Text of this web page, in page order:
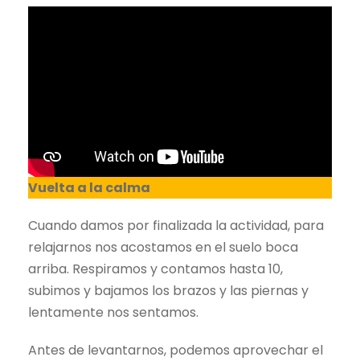
Vuelta a la calma
Cuando damos por finalizada la actividad, para
relajarnos nos acostamos en el suelo boca
arriba. Respiramos y contamos hasta 10,
subimos y bajamos los brazos y las piernas y
lentamente nos sentamos.
Antes de levantarnos, podemos aprovechar el